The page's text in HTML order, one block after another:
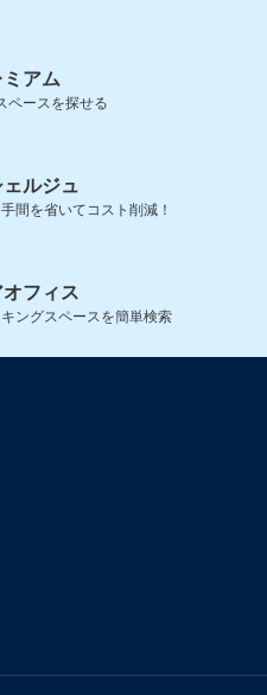
アム
ペースを探せる
ルジュ
間を省いてコスト削減！
フィス
ングスペースを簡単検索